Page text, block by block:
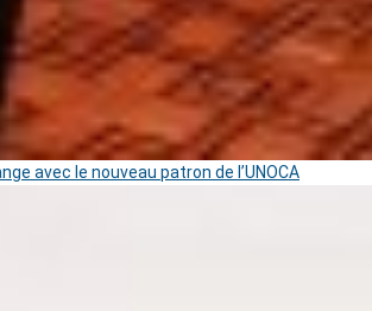
avec le nouveau patron de l’UNOCA